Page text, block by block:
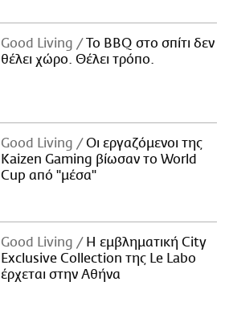
Good Living
Το BBQ στο σπίτι δεν
θέλει χώρο. Θέλει τρόπο.
Good Living
Οι εργαζόμενοι της
Kaizen Gaming βίωσαν το World
Cup από "μέσα"
Good Living
Η εμβληματική City
Exclusive Collection της Le Labo
έρχεται στην Αθήνα